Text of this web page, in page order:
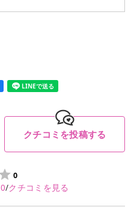
LINEで送る
クチコミを投稿する
0
0/クチコミを見る